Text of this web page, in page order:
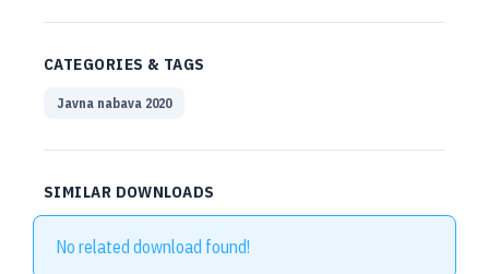
CATEGORIES & TAGS
Javna nabava 2020
SIMILAR DOWNLOADS
No related download found!